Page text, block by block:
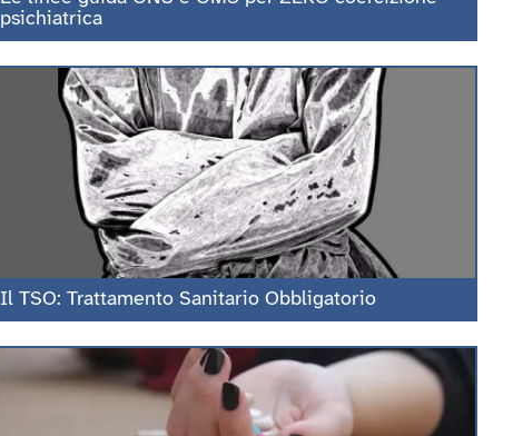
psichiatrica
Il TSO: Trattamento Sanitario Obbligatorio